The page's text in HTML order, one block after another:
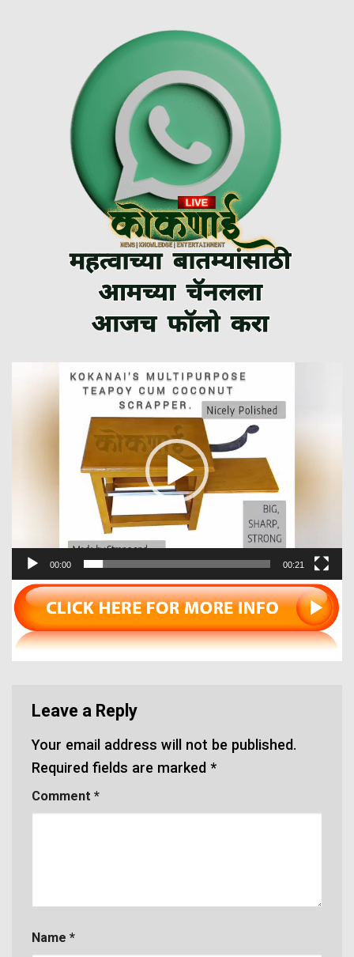
00:00 00:21
Leave a Reply
Your email address will not be published.
Required fields are marked *
Comment *
Name *